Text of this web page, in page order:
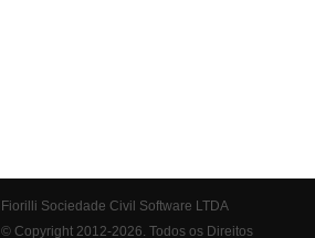
Fiorilli Sociedade Civil Software LTDA
© Copyright 2012-2026. Todos os Direitos